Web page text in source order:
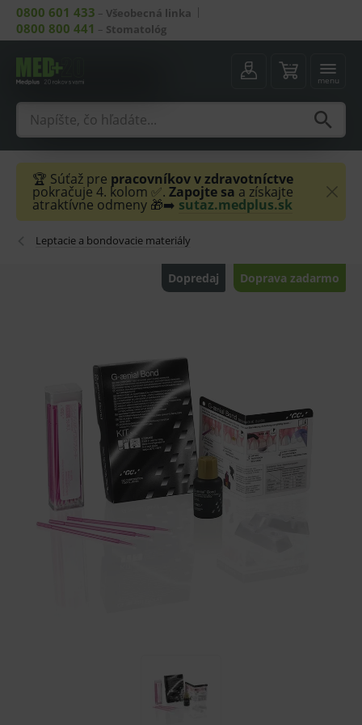
0800 601 433 – Všeobecná linka
0800 800 441 – Stomatológ
menu
🏆 Súťaž pre pracovníkov v zdravotníctve
pokračuje 4. kolom ✅. Zapojte sa a získajte
atraktívne odmeny 🎁➡️ sutaz.medplus.sk
Leptacie a bondovacie materiály
Dopredaj Doprava zadarmo